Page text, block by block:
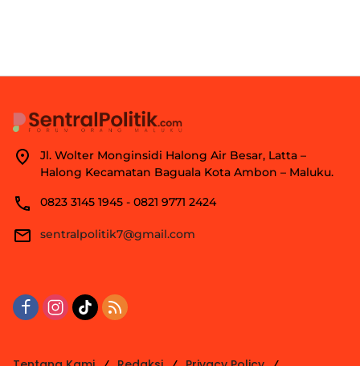
Jl. Wolter Monginsidi Halong Air Besar, Latta –
Halong Kecamatan Baguala Kota Ambon – Maluku.
0823 3145 1945 - 0821 9771 2424
sentralpolitik7@gmail.com